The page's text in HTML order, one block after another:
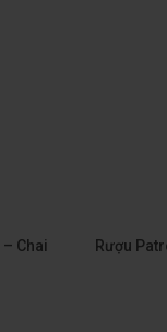
– Chai
Rượu